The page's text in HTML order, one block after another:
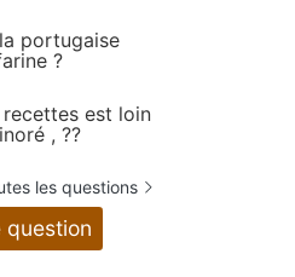
portugaise
?
est loin
, ??
les questions
question